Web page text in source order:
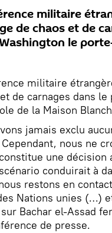
militaire
de chaos et de
le
militaire
de carnages dans
de la Maison
jamais exclu
nous ne
une décision
conduirait à
restons en
Nations unies (…)
Bachar el-Assad
de presse.